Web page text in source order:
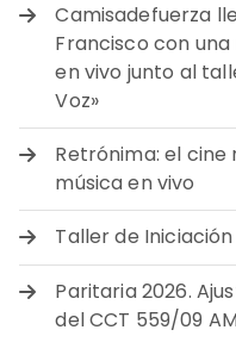
Camisadefuerza
Francisco con
en vivo junto al
Voz»
Retrónima: el
música en vivo
Taller de
Paritaria 2026.
del CCT 559/09